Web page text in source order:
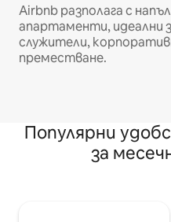
Airbnb разполага с
апартаменти, идеални
служители,
преместване.
Популярни
за